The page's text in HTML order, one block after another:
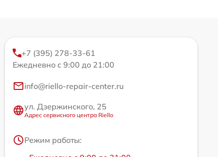
+7 (395) 278-33-61
Ежедневно с 9:00 до 21:00
info@riello-repair-center.ru
ул. Дзержинского, 25
Адрес сервисного центра Riello
Режим работы: